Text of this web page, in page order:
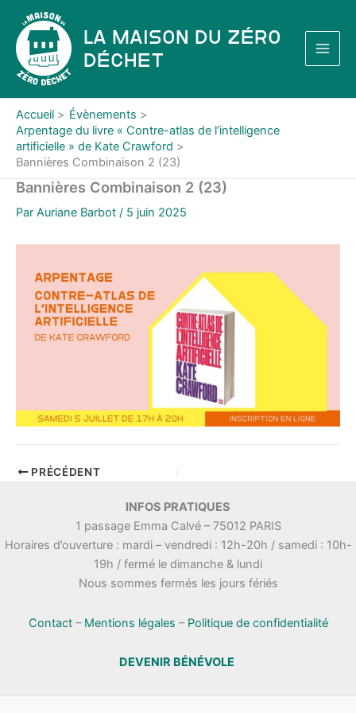
contenu
La Maison du Zéro
Déchet
Accueil
Évènements
Arpentage du livre « Contre-atlas de l’intelligence
artificielle » de Kate Crawford
Bannières Combinaison 2 (23)
Bannières Combinaison 2 (23)
Par Auriane Barbot / 5 juin 2025
PRÉCÉDENT
INFOS PRATIQUES
1 passage Emma Calvé – 75012 PARIS
Horaires d’ouverture : mardi – vendredi : 12h-20h / samedi : 10h-
19h / fermé le dimanche & lundi
Nous sommes fermés les jours fériés
Contact– Mentions légales – Politique de confidentialité
DEVENIR BÉNÉVOLE